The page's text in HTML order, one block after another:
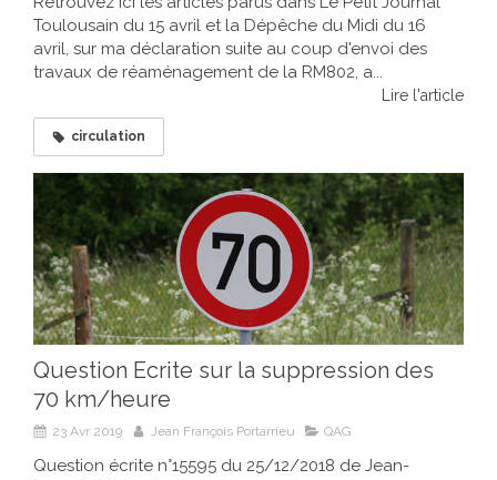
Toulousain du 15 avril et la Dépêche du Midi du 16
avril, sur ma déclaration suite au coup d'envoi des
travaux de réaménagement de la RM802, a...
Lire l'article
circulation
Question Ecrite sur la suppression des
70 km/heure
23 Avr 2019 Jean François Portarrieu QAG
Question écrite n°15595 du 25/12/2018 de Jean-